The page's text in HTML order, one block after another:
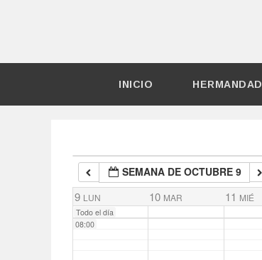
INICIO HERMANDAD
SEMANA DE OCTUBRE 9
9 LUN 10 MAR 11 MIÉ
Todo el día
07:00
08:00